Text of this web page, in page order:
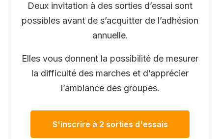
Deux invitation à des sorties d’essai sont
possibles avant de s’acquitter de l’adhésion
annuelle.
Elles vous donnent la possibilité de mesurer
la difficulté des marches et d’apprécier
l’ambiance des groupes.
S'inscrire à 2 sorties d'essais